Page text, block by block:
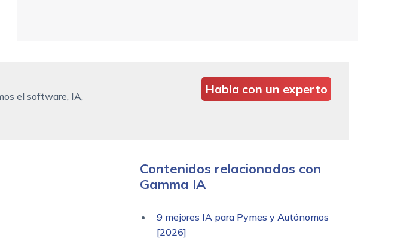
el software, IA,
Habla con un experto
Contenidos relacionados con
Gamma IA
9 mejores IA para Pymes y Autónomos
[2026]